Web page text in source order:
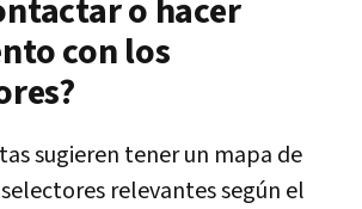
o hacer
con los
sugieren tener un mapa de
relevantes según el